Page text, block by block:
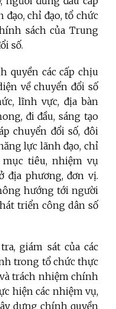
chỉ đạo, tổ chức
sách của Trung
số.
quyền các cấp chịu
về chuyển đổi số
lĩnh vực, địa bàn
đi đầu, sáng tạo
chuyển đổi số, đôi
lực lãnh đạo, chỉ
mục tiêu, nhiệm vụ
phương, đơn vị.
hướng tới người
triển công dân số
giám sát của các
trong tổ chức thực
trách nhiệm chính
hiện các nhiệm vụ,
dựng chính quyền